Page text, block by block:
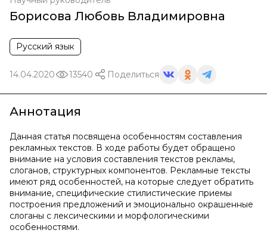
Борисова Любовь Владимировна
Русский язык
14.04.2020 13540 Поделиться
Аннотация
Данная статья посвящена особенностям составления
рекламных текстов. В ходе работы будет обращено
внимание на условия составления текстов рекламы,
слоганов, структурных компонентов. Рекламные тексты
имеют ряд особенностей, на которые следует обратить
внимание, специфические стилистические приемы
построения предложений и эмоционально окрашенные
слоганы с лексическими и морфологическими
особенностями.